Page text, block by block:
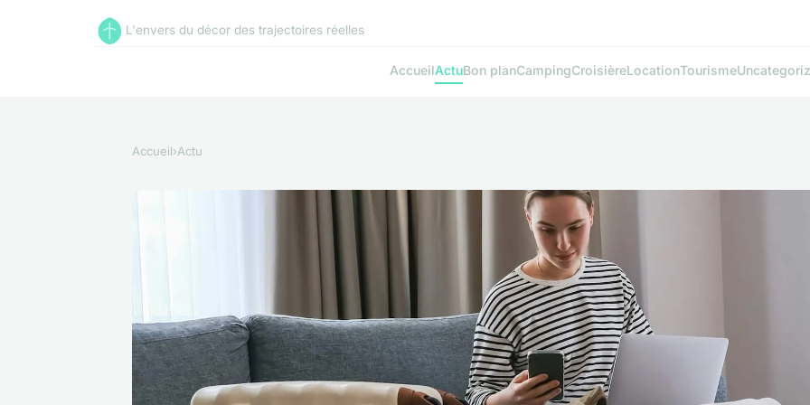
L'envers du décor des trajectoires réelles
AccueilActuBon planCampingCroisièreLocationTourisme
Accueil›Actu